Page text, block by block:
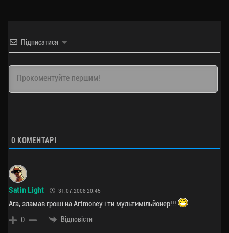
Підписатися
0 КОМЕНТАРІ
Satin Light 31.07.2008 20:45
Ага, зламав гроші на Artmoney і ти мультимільйонер!!!
0 Відповісти